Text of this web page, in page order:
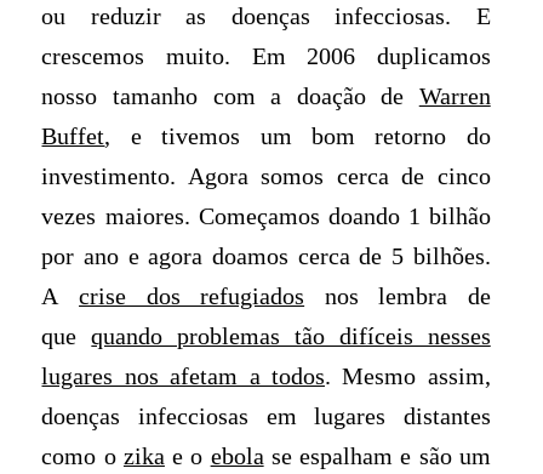
ou reduzir as doenças infecciosas. E
crescemos muito. Em 2006 duplicamos
nosso tamanho com a doação de Warren
Buffet, e tivemos um bom retorno do
investimento. Agora somos cerca de cinco
vezes maiores. Começamos doando 1 bilhão
por ano e agora doamos cerca de 5 bilhões.
Acrise dos refugiados nos lembra de
quequando problemas tão difíceis nesses
lugares nos afetam a todos. Mesmo assim,
doenças infecciosas em lugares distantes
como o zika e o ebola se espalham e são um